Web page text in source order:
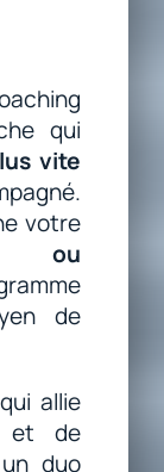
qui
vite
votre
ou
de
allie
et de
duo